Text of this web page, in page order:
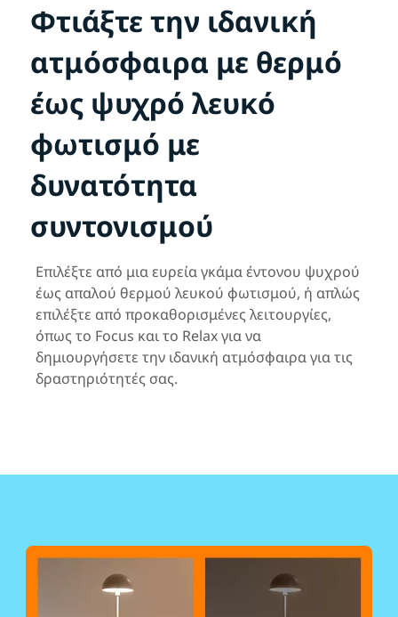
Φτιάξτε την ιδανική
ατμόσφαιρα με θερμό
έως ψυχρό λευκό
φωτισμό με
δυνατότητα
συντονισμού
Επιλέξτε από μια ευρεία γκάμα έντονου ψυχρού
έως απαλού θερμού λευκού φωτισμού, ή απλώς
επιλέξτε από προκαθορισμένες λειτουργίες,
όπως το Focus και το Relax για να
δημιουργήσετε την ιδανική ατμόσφαιρα για τις
δραστηριότητές σας.